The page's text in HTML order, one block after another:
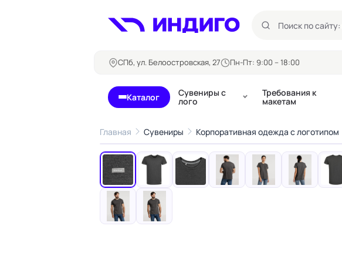
СПб, ул. Белоостровская, 27 Пн-Пт: 9:00 – 18:00
Каталог
Бланки и формуляры
Блокноты
Бейджи
Визитки
Конверты
Ленты для бейджей
Билеты, купоны
Буклеты
Сувениры с
лого
Требования к
макетам
Главная Сувениры Корпоративная одежда с логотипом
‹